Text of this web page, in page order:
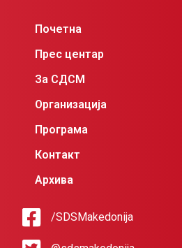
Почетна
Прес центар
За СДСМ
Организација
Програма
Контакт
Архива
/SDSMakedonija